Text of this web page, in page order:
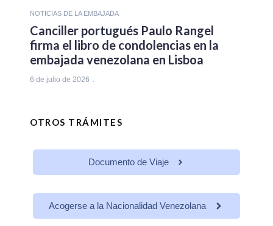
NOTICIAS DE LA EMBAJADA
Canciller portugués Paulo Rangel
firma el libro de condolencias en la
embajada venezolana en Lisboa
6 de julio de 2026
OTROS TRÁMITES
Documento de Viaje
Acogerse a la Nacionalidad Venezolana